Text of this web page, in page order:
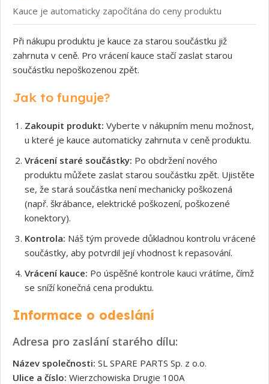
Kauce je automaticky započítána do ceny produktu
Při nákupu produktu je kauce za starou součástku již
zahrnuta v ceně. Pro vrácení kauce stačí zaslat starou
součástku nepoškozenou zpět.
Jak to funguje?
Zakoupit produkt: Vyberte v nákupním menu možnost,
u které je kauce automaticky zahrnuta v ceně produktu.
Vrácení staré součástky: Po obdržení nového
produktu můžete zaslat starou součástku zpět. Ujistěte
se, že stará součástka není mechanicky poškozená
(např. škrábance, elektrické poškození, poškozené
konektory).
Kontrola: Náš tým provede důkladnou kontrolu vrácené
součástky, aby potvrdil její vhodnost k repasování.
Vrácení kauce: Po úspěšné kontrole kauci vrátíme, čímž
se sníží konečná cena produktu.
Informace o odeslání
Adresa pro zaslání starého dílu:
Název společnosti: SL SPARE PARTS Sp. z o.o.
Ulice a číslo: Wierzchowiska Drugie 100A